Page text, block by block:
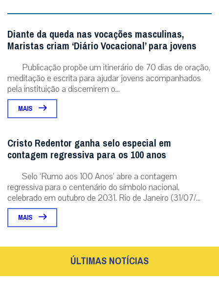
Diante da queda nas vocações masculinas,
Maristas criam ‘Diário Vocacional’ para jovens
Publicação propõe um itinerário de 70 dias de oração,
meditação e escrita para ajudar jovens acompanhados
pela instituição a discernirem o...
MAIS
Cristo Redentor ganha selo especial em
contagem regressiva para os 100 anos
Selo ‘Rumo aos 100 Anos’ abre a contagem
regressiva para o centenário do símbolo nacional,
celebrado em outubro de 2031. Rio de Janeiro (31/07/...
MAIS
ÚLTIMAS NOTÍCIAS